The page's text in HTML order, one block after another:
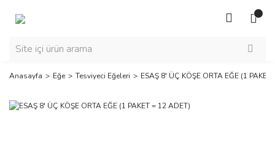
Anasayfa Eğe Tesviyeci Eğeleri ESAŞ 8' ÜÇ KÖŞE ORTA EĞE (1